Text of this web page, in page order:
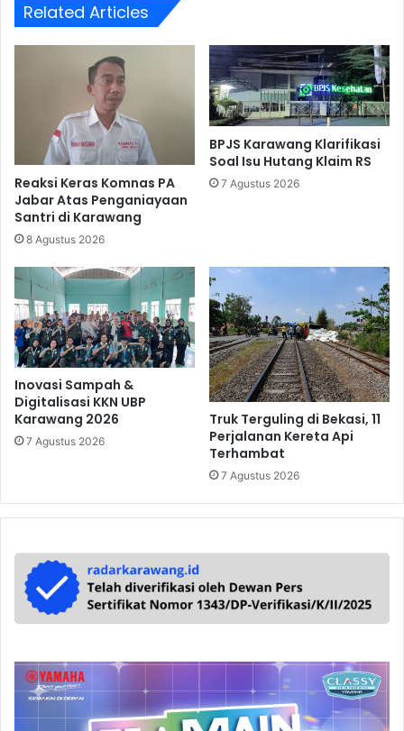
Related Articles
Reaksi Keras Komnas PA
Jabar Atas Penganiayaan
Santri di Karawang
8 Agustus 2026
BPJS Karawang Klarifikasi
Soal Isu Hutang Klaim RS
7 Agustus 2026
Inovasi Sampah &
Digitalisasi KKN UBP
Karawang 2026
7 Agustus 2026
Truk Terguling di Bekasi, 11
Perjalanan Kereta Api
Terhambat
7 Agustus 2026